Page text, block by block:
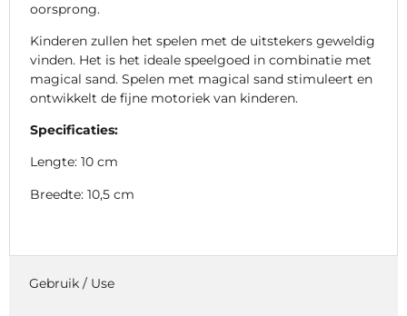
oorsprong.
Kinderen zullen het spelen met de uitstekers geweldig
vinden. Het is het ideale speelgoed in combinatie met
magical sand. Spelen met magical sand stimuleert en
ontwikkelt de fijne motoriek van kinderen.
Specificaties:
Lengte: 10 cm
Breedte: 10,5 cm
Gebruik / Use